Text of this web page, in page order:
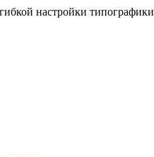
настройки типографики